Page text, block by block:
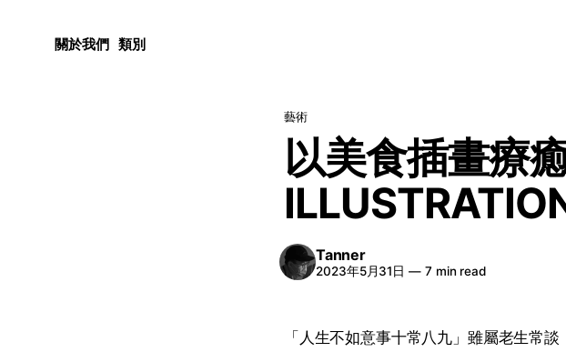
關於我們 類別
藝術
以美食插畫療
Tanner
2023年5月31日 — 7 min read
「人生不如意事十常八九」雖屬老生常